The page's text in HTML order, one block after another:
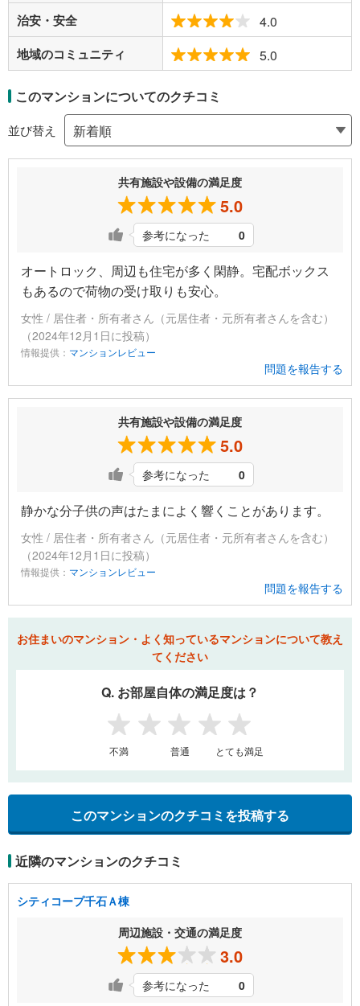
治安・安全 4.0
地域のコミュニティ 5.0
このマンションについてのクチコミ
並び替え
共有施設や設備の満足度
5.0
参考になった 0
オートロック、周辺も住宅が多く閑静。宅配ボックス
もあるので荷物の受け取りも安心。
女性 / 居住者・所有者さん（元居住者・元所有者さんを含む）
（2024年12月1日に投稿）
情報提供： マンションレビュー
問題を報告する
共有施設や設備の満足度
5.0
参考になった 0
静かな分子供の声はたまによく響くことがあります。
女性 / 居住者・所有者さん（元居住者・元所有者さんを含む）
（2024年12月1日に投稿）
情報提供： マンションレビュー
問題を報告する
お住まいのマンション・よく知っているマンションについて教え
てください
Q. お部屋自体の満足度は？
1 2 3 4 5
不満 普通 とても満足
このマンションのクチコミを投稿する
近隣のマンションのクチコミ
シティコープ千石Ａ棟
周辺施設・交通の満足度
3.0
参考になった 0